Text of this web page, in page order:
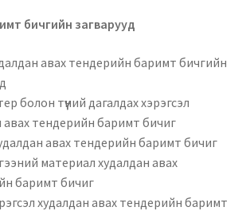
бичгийн загварууд
авах тендерийн баримт бичгийн
болон түүний дагалдах хэрэгсэл
авах тендерийн баримт бичиг
авах тендерийн баримт бичиг
материал худалдан авах
баримт бичиг
худалдан авах тендерийн баримт